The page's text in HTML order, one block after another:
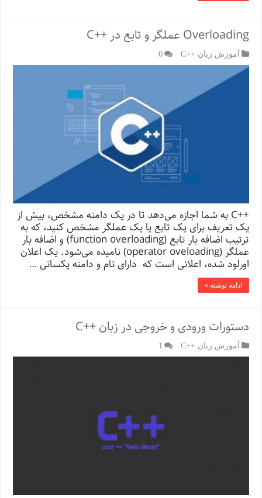
Overloading عملگر و تابع در ++C
آموزش زبان ++C 0
++C به شما اجازه می‌دهد تا در یک دامنه مشخص، بیش از
یک تعریف برای یک تابع یا یک عملگر مشخص کنید، که به
ترتیب اضافه بار تابع (function overloading) و اضافه بار
عملگر (operator oveloading) نامیده می‌شود. یک اعلان
اورلود شده، اعلانی است که دارای نام و دامنه یکسانی …
ادامه نوشته »
دستورات ورودی و خروجی در زبان ++C
آموزش زبان ++C 1